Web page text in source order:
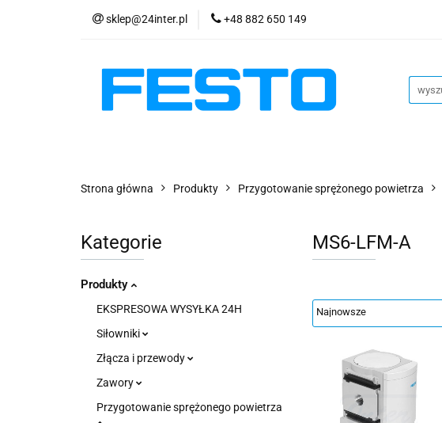
sklep@24inter.pl +48 882 650 149
PRODUKTY
AKTUALNOŚCI KONTAKT
Strona główna Produkty Przygotowanie sprężonego powietrza
Kategorie
Produkty
EKSPRESOWA WYSYŁKA 24H
Siłowniki
Złącza i przewody
Zawory
Przygotowanie sprężonego powietrza
MS6-LFM-A